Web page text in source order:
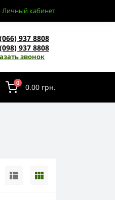
Личный кабинет
937 8808
937 8808
звонок
0 0.00 грн.